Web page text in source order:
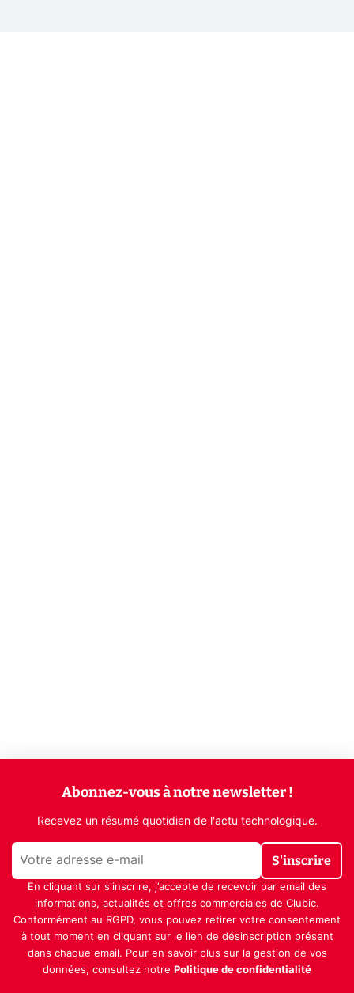
Abonnez-vous à notre newsletter !
Recevez un résumé quotidien de l'actu technologique.
S'inscrire
En cliquant sur s'inscrire, j’accepte de recevoir par email des
informations, actualités et offres commerciales de Clubic.
Conformément au RGPD, vous pouvez retirer votre consentement
à tout moment en cliquant sur le lien de désinscription présent
dans chaque email. Pour en savoir plus sur la gestion de vos
données, consultez notre Politique de confidentialité